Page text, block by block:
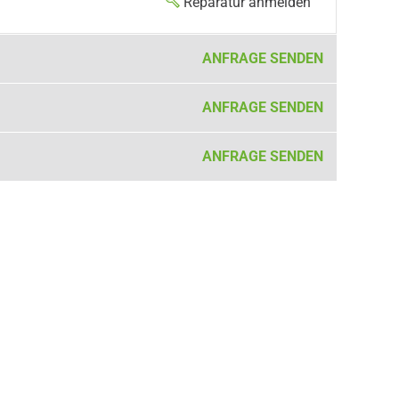
ANFRAGE SENDEN
ANFRAGE SENDEN
ANFRAGE SENDEN